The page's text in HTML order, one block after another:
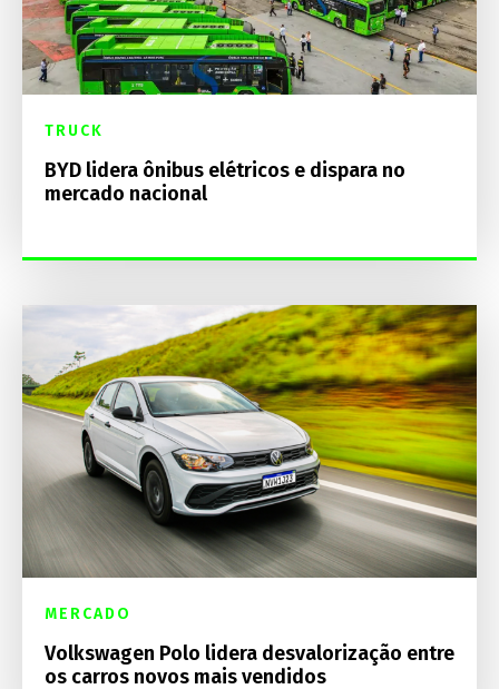
TRUCK
BYD lidera ônibus elétricos e dispara no
mercado nacional
MERCADO
Volkswagen Polo lidera desvalorização entre
os carros novos mais vendidos